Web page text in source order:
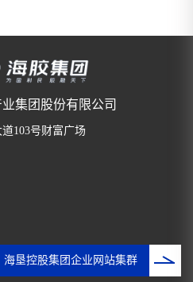
集团股份有限公司
103号财富广场
海垦控股集团企业网站集群